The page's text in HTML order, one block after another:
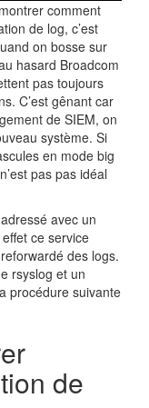
comment
de log, c’est
on bosse sur
hasard Broadcom
pas toujours
C’est gênant car
de SIEM, on
système. Si
en mode big
pas pas idéal
avec un
ce service
des logs.
rsyslog et un
procédure suivante
de